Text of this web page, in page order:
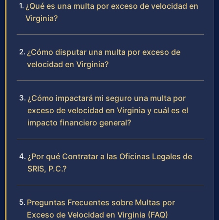
¿Qué es una multa por exceso de velocidad en
Virginia?
¿Cómo disputar una multa por exceso de
velocidad en Virginia?
¿Cómo impactará mi seguro una multa por
exceso de velocidad en Virginia y cuál es el
impacto financiero general?
¿Por qué Contratar a las Oficinas Legales de
SRIS, P.C.?
Preguntas Frecuentes sobre Multas por
Exceso de Velocidad en Virginia (FAQ)